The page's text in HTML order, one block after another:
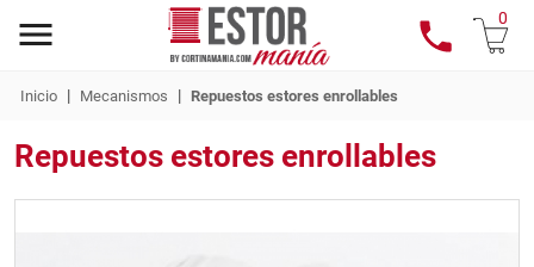
0
Inicio | Mecanismos | Repuestos estores enrollables
Repuestos estores enrollables